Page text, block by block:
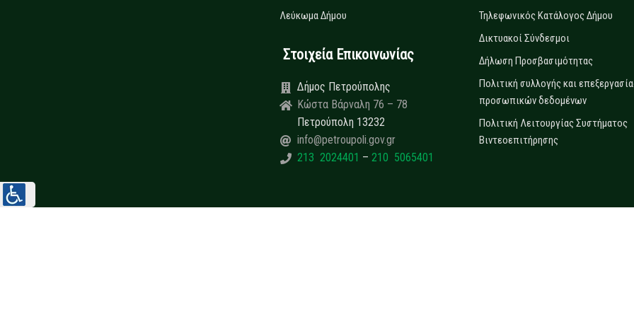
Λεύκωμα Δήμου
Στοιχεία Επικοινωνίας
Δήμος Πετρούπολης
Κώστα Βάρναλη 76 – 78
Πετρούπολη 13232
info@petroupoli.gov.gr
213 2024401 – 210 5065401
Τηλεφωνικός Κατάλογος Δήμου
Δικτυακοί Σύνδεσμοι
Δήλωση Προσβασιμότητας
Πολιτική συλλογής και
προσωπικών δεδομένων
Πολιτική Λειτουργίας Συστήματος
Βιντεοεπιτήρησης